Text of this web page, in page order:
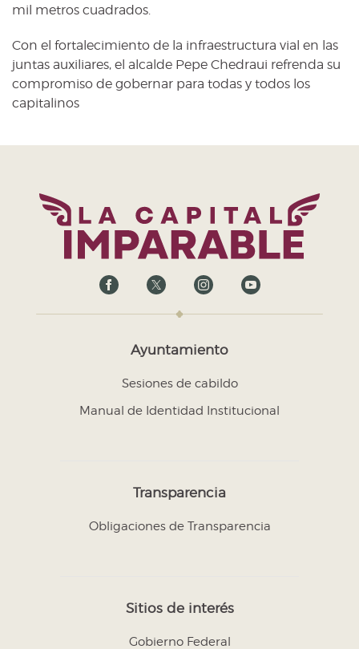
mil metros cuadrados.
Con el fortalecimiento de la infraestructura vial en las
juntas auxiliares, el alcalde Pepe Chedraui refrenda su
compromiso de gobernar para todas y todos los
capitalinos
Ayuntamiento
Sesiones de cabildo
Manual de Identidad Institucional
Transparencia
Obligaciones de Transparencia
Sitios de interés
Gobierno Federal